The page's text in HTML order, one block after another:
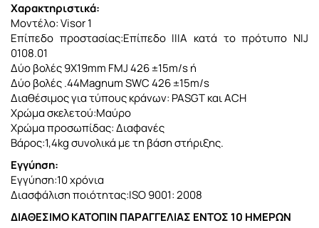
Χαρακτηριστικά:
Μοντέλο: Visor 1
Επίπεδο προστασίας:Επίπεδο ΙΙΙΑ κατά το πρότυπο NIJ
0108.01
Δύο βολές 9Χ19mm FMJ 426 ±15m/s ή
Δύο βολές .44Magnum SWC 426 ±15m/s
Διαθέσιμος για τύπους κράνων: PASGT και ACH
Χρώμα σκελετού:Μαύρο
Χρώμα προσωπίδας: Διαφανές
Βάρος:1,4kg συνολικά με τη βάση στήριξης.
Εγγύηση:
Εγγύηση:10 χρόνια
Διασφάλιση ποιότητας:ISO 9001: 2008
ΔΙΑΘΕΣΙΜΟ ΚΑΤΟΠΙΝ ΠΑΡΑΓΓΕΛΙΑΣ ΕΝΤΟΣ 10 ΗΜΕΡΩΝ